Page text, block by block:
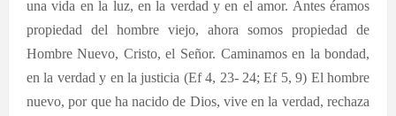
una vida en la luz, en la verdad y en el amor. Antes éramos
propiedad del hombre viejo, ahora somos propiedad de
Hombre Nuevo, Cristo, el Señor. Caminamos en la bondad,
en la verdad y en la justicia (Ef 4, 23- 24; Ef 5, 9) El hombre
nuevo, por que ha nacido de Dios, vive en la verdad, rechaza